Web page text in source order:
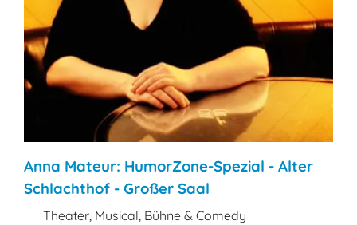
Anna Mateur: HumorZone-Spezial - Alter
Schlachthof - Großer Saal
Theater, Musical, Bühne & Comedy